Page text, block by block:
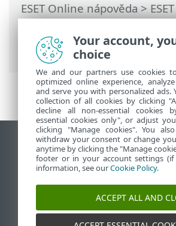
ESET Online nápověda>
On-Prem>Používání ESET
Prem>Hlavní menu ESET
Prem>Oznámení
Zobrazit verzi pro počítač
End of Life
ESET Databáze znalostí
ESET Status Portal
Regionální podpora
Your account,
choice
We and our partners use cookies
optimized online experience,
and serve you with personalized ads.
collection of all cookies by clicking
decline all non-essential cookies
essential cookies only", or adjust
clicking "Manage cookies". You
withdraw your consent or change
anytime by clicking the "Manage
footer or in your account settings (if
information, see ourCookie Policy.
ACCEPT ALL AND